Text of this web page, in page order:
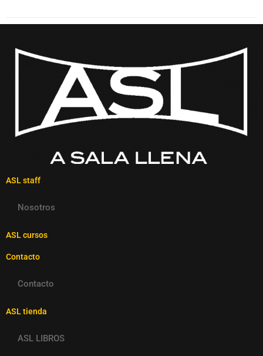
ASL staff
Nosotros
ASL cursos
Contacto
Contacto
ASL tienda
ASL LIBROS